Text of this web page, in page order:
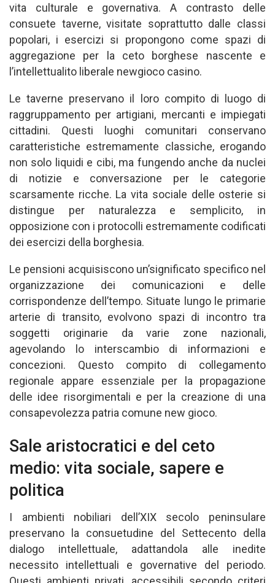
vita culturale e governativa. A contrasto delle
consuete taverne, visitate soprattutto dalle classi
popolari, i esercizi si propongono come spazi di
aggregazione per la ceto borghese nascente e
l’intellettualito liberale newgioco casino.
Le taverne preservano il loro compito di luogo di
raggruppamento per artigiani, mercanti e impiegati
cittadini. Questi luoghi comunitari conservano
caratteristiche estremamente classiche, erogando
non solo liquidi e cibi, ma fungendo anche da nuclei
di notizie e conversazione per le categorie
scarsamente ricche. La vita sociale delle osterie si
distingue per naturalezza e semplicito, in
opposizione con i protocolli estremamente codificati
dei esercizi della borghesia.
Le pensioni acquisiscono un’significato specifico nel
organizzazione dei comunicazioni e delle
corrispondenze dell’tempo. Situate lungo le primarie
arterie di transito, evolvono spazi di incontro tra
soggetti originarie da varie zone nazionali,
agevolando lo interscambio di informazioni e
concezioni. Questo compito di collegamento
regionale appare essenziale per la propagazione
delle idee risorgimentali e per la creazione di una
consapevolezza patria comune new gioco.
Sale aristocratici e del ceto
medio: vita sociale, sapere e
politica
I ambienti nobiliari dell’XIX secolo peninsulare
preservano la consuetudine del Settecento della
dialogo intellettuale, adattandola alle inedite
necessito intellettuali e governative del periodo.